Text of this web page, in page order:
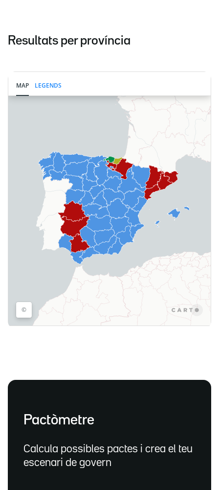
Resultats per província
Pactòmetre
Calcula possibles pactes i crea el teu
escenari de govern